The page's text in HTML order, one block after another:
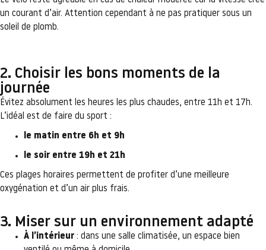
un courant d’air. Attention cependant à ne pas pratiquer sous un
soleil de plomb.
2. Choisir les bons moments de la
journée
Évitez absolument les heures les plus chaudes, entre 11h et 17h.
L’idéal est de faire du sport :
le matin entre 6h et 9h
le soir entre 19h et 21h
Ces plages horaires permettent de profiter d’une meilleure
oxygénation et d’un air plus frais.
3. Miser sur un environnement adapté
À l’intérieur : dans une salle climatisée, un espace bien